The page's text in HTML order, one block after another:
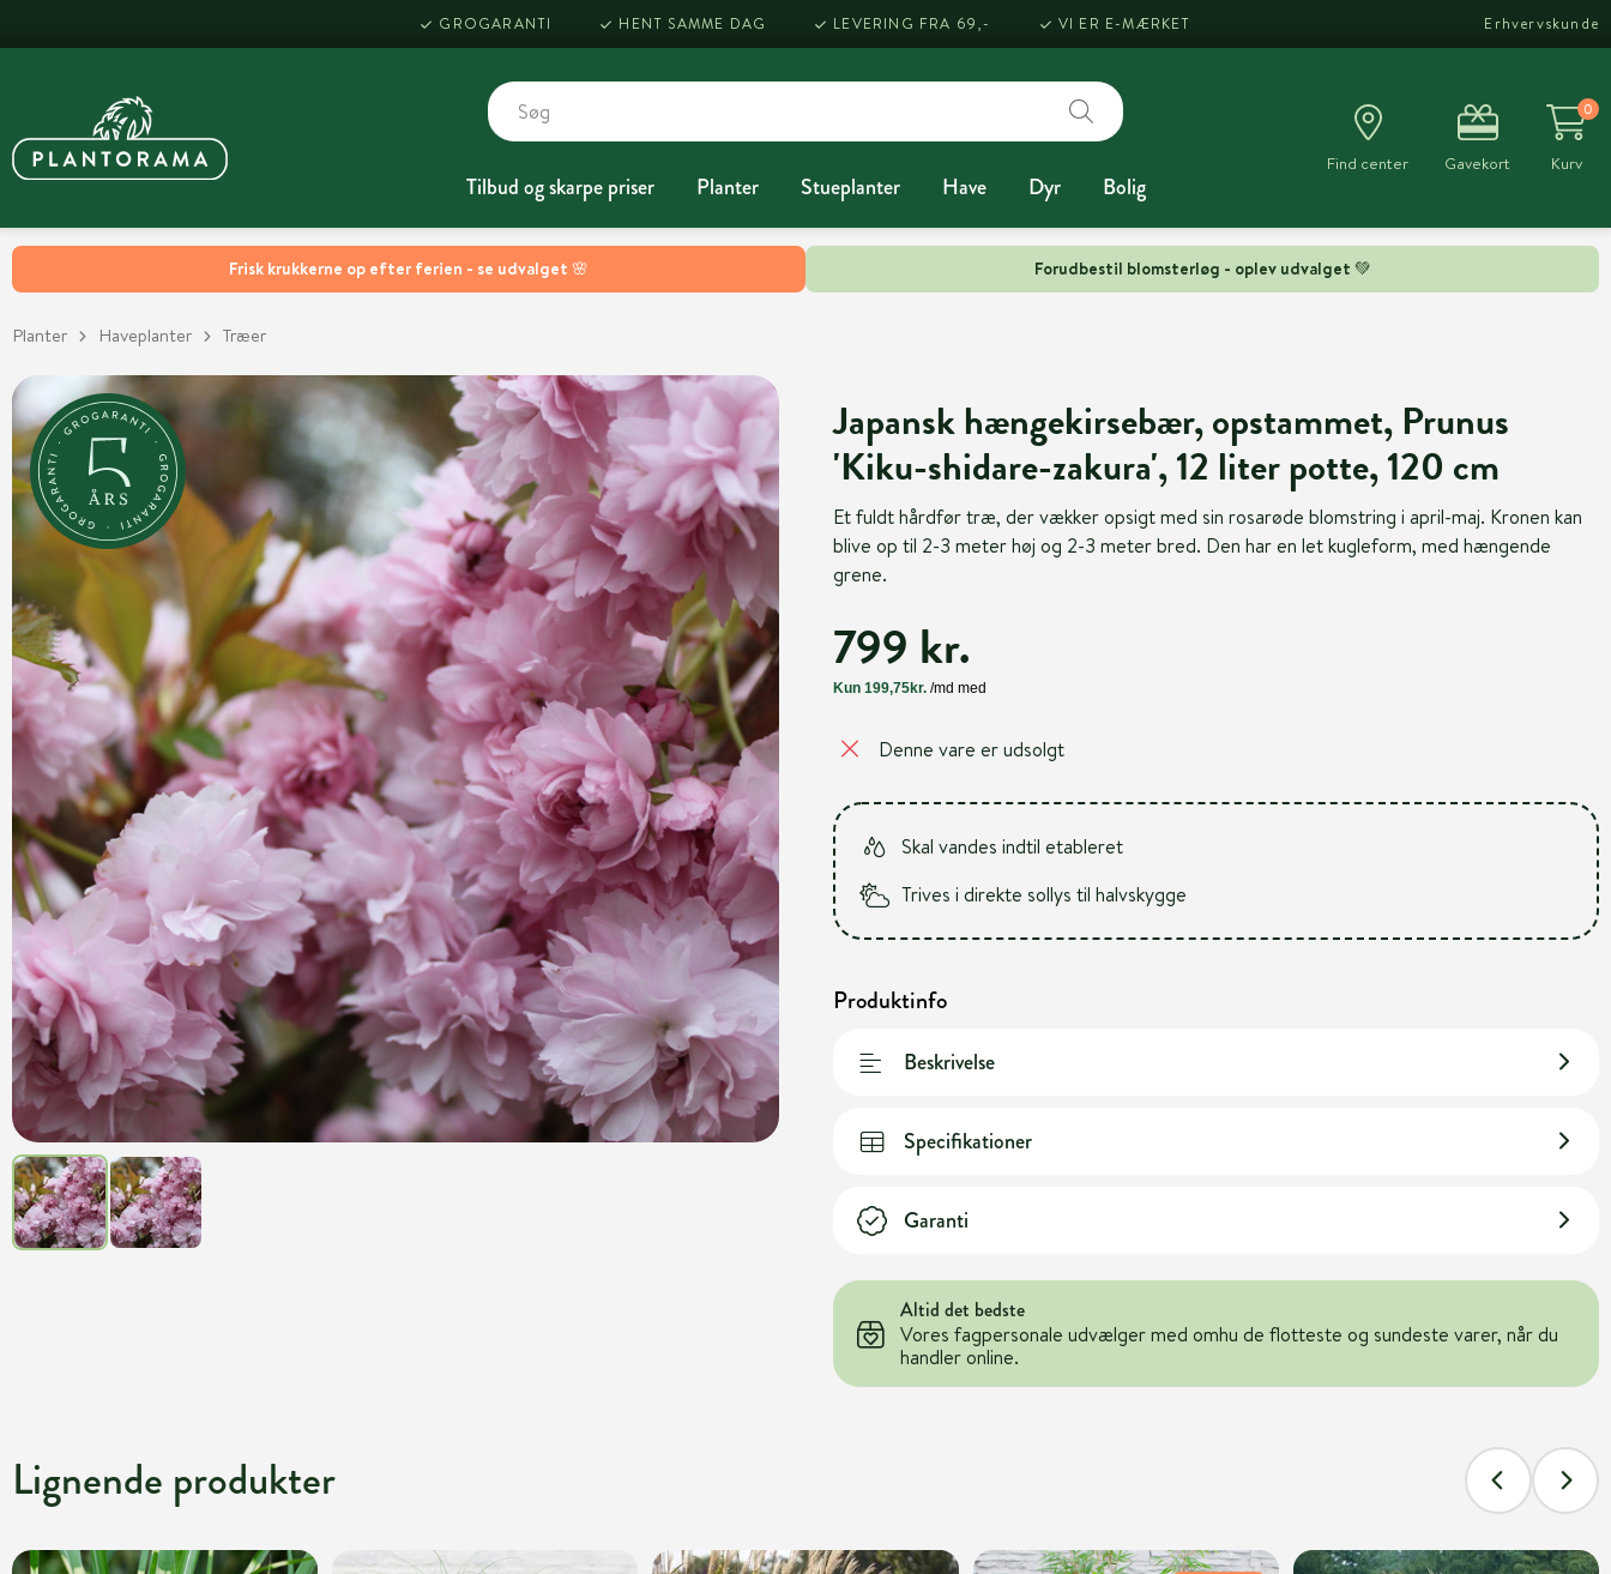
Frisk krukkerne op efter ferien - se udvalget 🌸 Forudbestil blomsterløg - oplev udvalget 💚
GROGARANTI HENT SAMME DAG LEVERING FRA 69,- VI ER E-MÆRKET Erhvervskunde
Tilbud og skarpe priser Planter Stueplanter Have Dyr Bolig
Find center Gavekort
0
Kurv
Planter Haveplanter Træer
Japansk hængekirsebær, opstammet, Prunus
'Kiku-shidare-zakura', 12 liter potte, 120 cm
Et fuldt hårdfør træ, der vækker opsigt med sin rosarøde blomstring i april-maj. Kronen kan
blive op til 2-3 meter høj og 2-3 meter bred. Den har en let kugleform, med hængende
grene.
799 kr.
Denne vare er udsolgt
Skal vandes indtil etableret
Trives i direkte sollys til halvskygge
Produktinfo
Beskrivelse
Specifikationer
Garanti
Altid det bedste
Vores fagpersonale udvælger med omhu de flotteste og sundeste varer, når du
handler online.
Lignende produkter